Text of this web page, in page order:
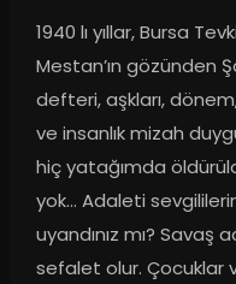
1940 lı yıllar, Bursa
Mestan’ın gözünden
defteri, aşkları,
ve insanlık mizah
hiç yatağımda
yok… Adaleti
uyandınız mı? Savaş
sefalet olur. Çocuklar